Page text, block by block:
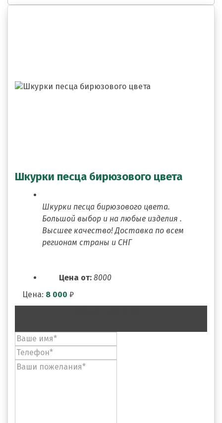
Шкурки песца бирюзового цвета
Шкурки песца бирюзового цвета.
Большой выбор и на любые изделия .
Высшее качество! Доставка по всем
регионам страны и СНГ
Цена от: 8000
Цена: 8 000 ₽